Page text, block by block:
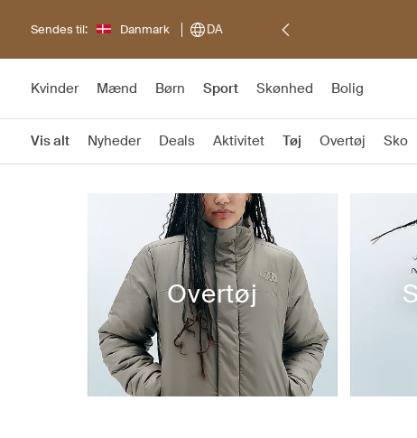
Sendes til: Danmark DA
Kvinder Mænd Børn Sport Skønhed Bolig
Vis alt Nyheder Deals Aktivitet Tøj Overtøj Sko
Overtøj